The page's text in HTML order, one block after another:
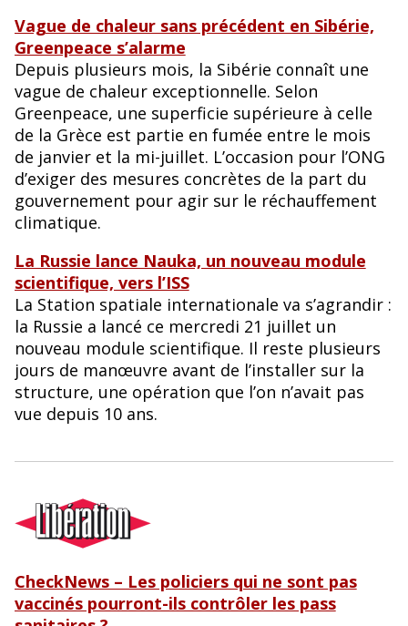
Vague de chaleur sans précédent en Sibérie,
Greenpeace s’alarme
Depuis plusieurs mois, la Sibérie connaît une
vague de chaleur exceptionnelle. Selon
Greenpeace, une superficie supérieure à celle
de la Grèce est partie en fumée entre le mois
de janvier et la mi-juillet. L’occasion pour l’ONG
d’exiger des mesures concrètes de la part du
gouvernement pour agir sur le réchauffement
climatique.
La Russie lance Nauka, un nouveau module
scientifique, vers l’ISS
La Station spatiale internationale va s’agrandir :
la Russie a lancé ce mercredi 21 juillet un
nouveau module scientifique. Il reste plusieurs
jours de manœuvre avant de l’installer sur la
structure, une opération que l’on n’avait pas
vue depuis 10 ans.
CheckNews – Les policiers qui ne sont pas
vaccinés pourront-ils contrôler les pass